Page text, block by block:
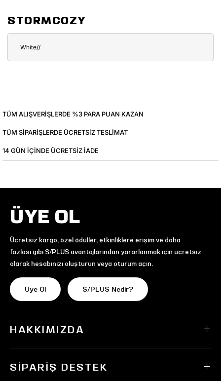
STORMCOZY
White//
TÜM ALIŞVERIŞLERDE %3 PARA PUAN KAZAN
TÜM SIPARIŞLERDE ÜCRETSIZ TESLIMAT
14 GÜN IÇINDE ÜCRETSIZ IADE
ÜYE OL
Ücretsiz kargo, özel ödüller, etkinliklere erişim ve daha
fazlası gibi S/PLUS avantajlarından yararlanmak için ücretsiz
olarak hesabınızı oluşturun veya oturum açın.
Üye Ol S/PLUS Nedir?
HAKKIMIZDA
SIPARIŞ DESTEK